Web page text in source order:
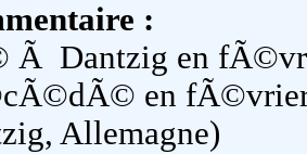
:
Ã Dantzig en
en fÃ©vrier
Allemagne)